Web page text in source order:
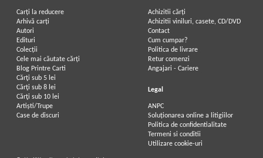
Carți la reducere
Arhivă carți
Autori
Edituri
Colecții
Cele mai căutate cărți
Blog Printre Carti
Cărţi sub 5 lei
Cărţi sub 8 lei
Cărţi sub 10 lei
Artiști/Trupe
Case de discuri
Achizitii cărți
Achizitii viniluri, casete, CD/DVD
Contact
Cum cumpar?
Politica de livrare
Retur comenzi
Angajari - Cariere
Legal
ANPC
Soluționarea online a litigiilor
Politica de confidentialitate
Termeni si conditii
Utilizare cookie-uri